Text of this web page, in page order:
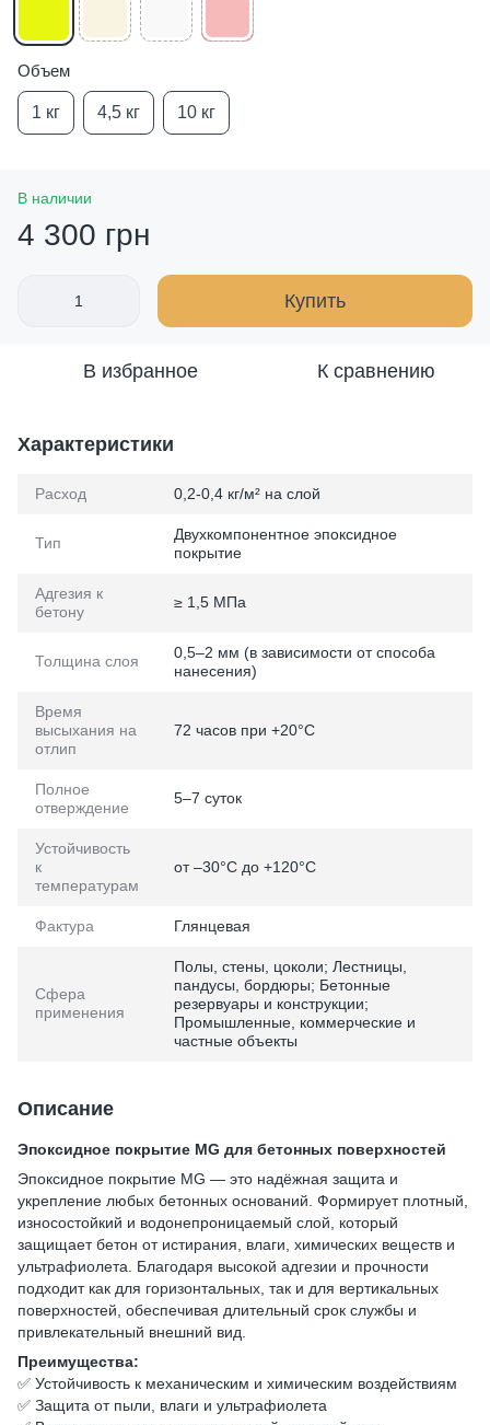
Объем
1 кг 4,5 кг 10 кг
В наличии
4 300 грн
Купить
В избранное К сравнению
Характеристики
Расход 0,2-0,4 кг/м² на слой
Тип
Двухкомпонентное эпоксидное
покрытие
Адгезия к
бетону
≥ 1,5 МПа
Толщина слоя
0,5–2 мм (в зависимости от способа
нанесения)
Время
высыхания на
отлип
72 часов при +20°C
Полное
отверждение
5–7 суток
Устойчивость
к
температурам
от –30°C до +120°C
Фактура Глянцевая
Сфера
применения
Полы, стены, цоколи; Лестницы,
пандусы, бордюры; Бетонные
резервуары и конструкции;
Промышленные, коммерческие и
частные объекты
Описание
Эпоксидное покрытие MG для бетонных поверхностей
Эпоксидное покрытие MG — это надёжная защита и
укрепление любых бетонных оснований. Формирует плотный,
износостойкий и водонепроницаемый слой, который
защищает бетон от истирания, влаги, химических веществ и
ультрафиолета. Благодаря высокой адгезии и прочности
подходит как для горизонтальных, так и для вертикальных
поверхностей, обеспечивая длительный срок службы и
привлекательный внешний вид.
Преимущества:
✅ Устойчивость к механическим и химическим воздействиям
✅ Защита от пыли, влаги и ультрафиолета